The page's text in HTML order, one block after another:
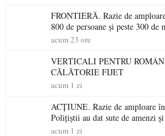
FRONTIERĂ. Razie de
800 de persoane și peste 300 de
acum 23 ore
VERTICALI PENTRU
CĂLĂTORIE FIJET
acum 1 zi
ACȚIUNE. Razie de amploare
Polițiștii au dat sute de amenzi
permis într-o singură zi
acum 1 zi